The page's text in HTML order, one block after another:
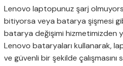
Lenovo laptopunuz şarj
bitiyorsa veya batarya şişmesi
batarya değişimi hizmetimizden
Lenovo bataryaları kullanarak,
ve güvenli bir şekilde çalışmasını